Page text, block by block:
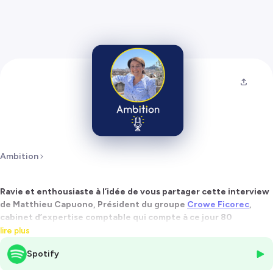
Ambition
Ravie et enthousiaste à l’idée de vous partager cette interview
de Matthieu Capuono, Président du groupe Crowe Ficorec,
cabinet d’expertise comptable qui compte à ce jour 80
collaborateurs en local.
Une interview passionnante et riche de sens que vous apprécierez
lire plus
Spotify